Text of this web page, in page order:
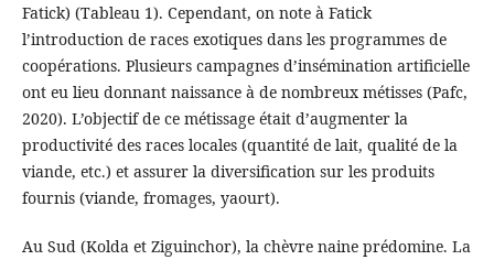
Fatick) (Tableau 1). Cependant, on note à Fatick
l’introduction de races exotiques dans les programmes de
coopérations. Plusieurs campagnes d’insémination artificielle
ont eu lieu donnant naissance à de nombreux métisses (Pafc,
2020). L’objectif de ce métissage était d’augmenter la
productivité des races locales (quantité de lait, qualité de la
viande, etc.) et assurer la diversification sur les produits
fournis (viande, fromages, yaourt).
Au Sud (Kolda et Ziguinchor), la chèvre naine prédomine. La